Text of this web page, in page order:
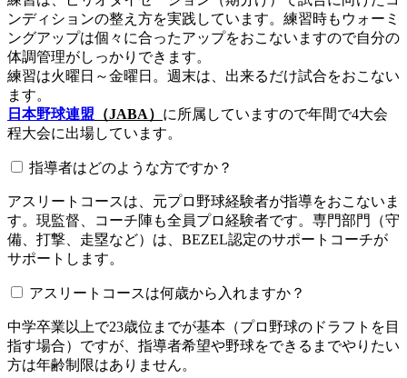
ンディションの整え方を実践しています。練習時もウォーミ
ングアップは個々に合ったアップをおこないますので自分の
体調管理がしっかりできます。
練習は火曜日～金曜日。週末は、出来るだけ試合をおこない
ます。
日本野球連盟 （JABA） に所属していますので年間で4大会
程大会に出場しています。
指導者はどのような方ですか？
アスリートコースは、元プロ野球経験者が指導をおこないま
す。現監督、コーチ陣も全員プロ経験者です。専門部門（守
備、打撃、走塁など）は、BEZEL認定のサポートコーチが
サポートします。
アスリートコースは何歳から入れますか？
中学卒業以上で23歳位までが基本（プロ野球のドラフトを目
指す場合）ですが、指導者希望や野球をできるまでやりたい
方は年齢制限はありません。